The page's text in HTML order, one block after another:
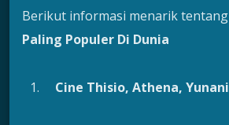
Berikut informasi menarik tentang
Paling Populer Di Dunia
Cine Thisio, Athena, Yunani